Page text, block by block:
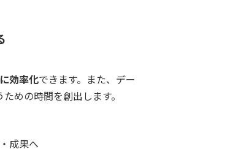
効率化できます。また、デー
めの時間を創出します。
成果へ